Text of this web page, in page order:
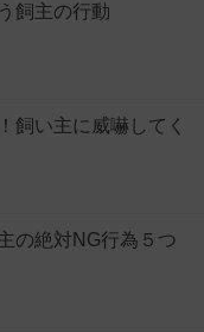
飼主の行動
飼い主に威嚇してく
の絶対NG行為５つ